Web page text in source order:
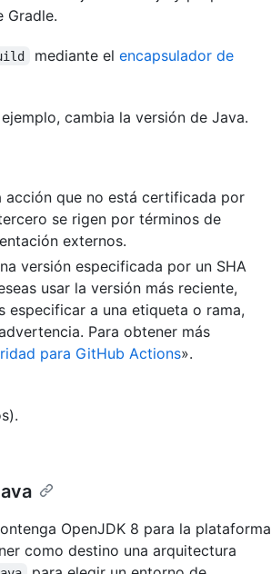
Gradle.
mediante el encapsulador de
cambia la versión de Java.
que no está certificada por
se rigen por términos de
externos.
versión especificada por un SHA
usar la versión más reciente,
especificar a una etiqueta o rama,
Para obtener más
para GitHub Actions».
OpenJDK 8 para la plataforma
como destino una arquitectura